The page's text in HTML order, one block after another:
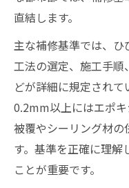
直結します。
主な補修基準では、ひ
工法の選定、施工手
どが詳細に規定され
0.2mm以上にはエポ
被覆やシーリング材の
す。基準を正確に理
ことが重要です。